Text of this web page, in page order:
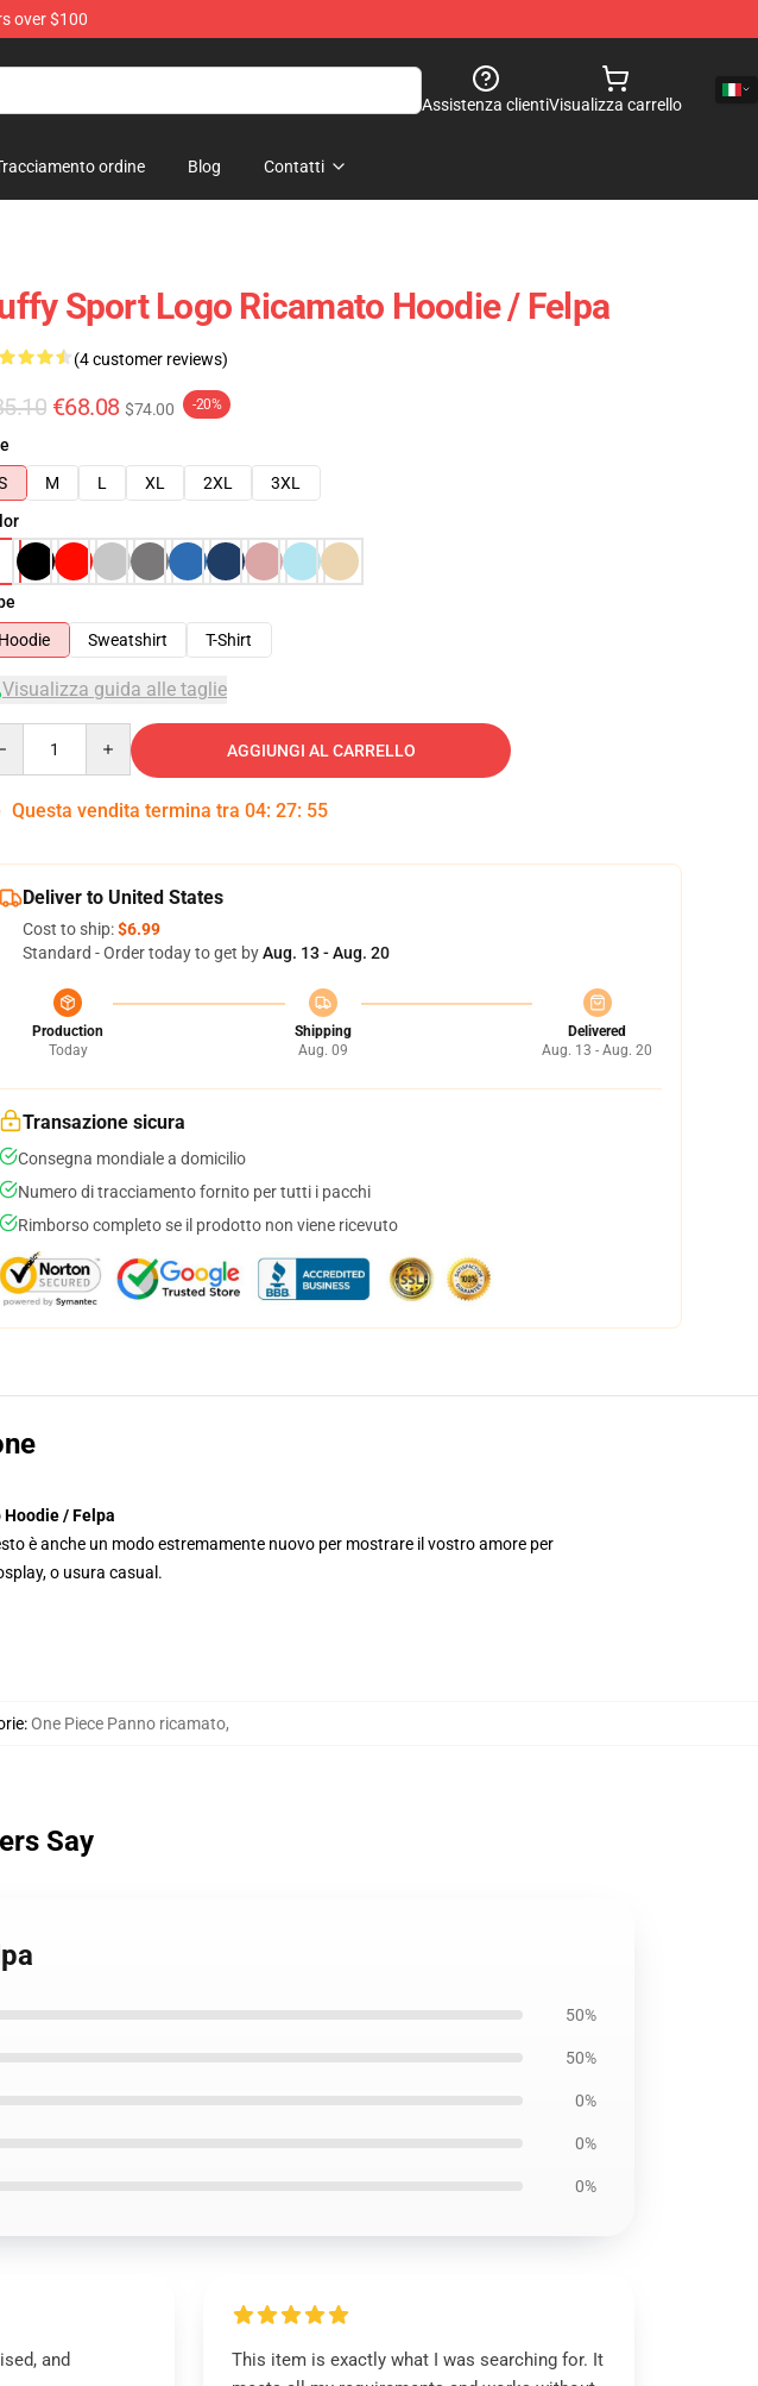
over $100
Assistenza clientiVisualizza carrello
ordine Blog Contatti
Sport Logo Ricamato Hoodie / Felpa
(4 customer reviews)
€68.08 $74.00 -20%
M L XL 2XL
3XL
Hoodie
Sweatshirt T-Shirt
Visualizza guida alle taglie
AGGIUNGI AL CARRELLO
Questa vendita termina tra 04: 27: 54
Deliver to United States
Cost to ship:$6.99
Standard - Order today to get byAug. 13 - Aug. 20
Production
Today
Shipping
Aug. 09
Delivered
Aug. 13 - Aug. 20
Transazione sicura
Consegna mondiale a domicilio
Numero di tracciamento fornito per tutti i pacchi
Rimborso completo se il prodotto non viene ricevuto
/ Felpa
è anche un modo estremamente nuovo per mostrare il vostro amore per
o usura casual.
:One Piece Panno ricamato,
Say
50%
50%
0%
0%
0%
and
This item is exactly what I was searching for. It